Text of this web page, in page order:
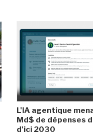
L'IA agentique
Md$ de dépenses
d'ici 2030